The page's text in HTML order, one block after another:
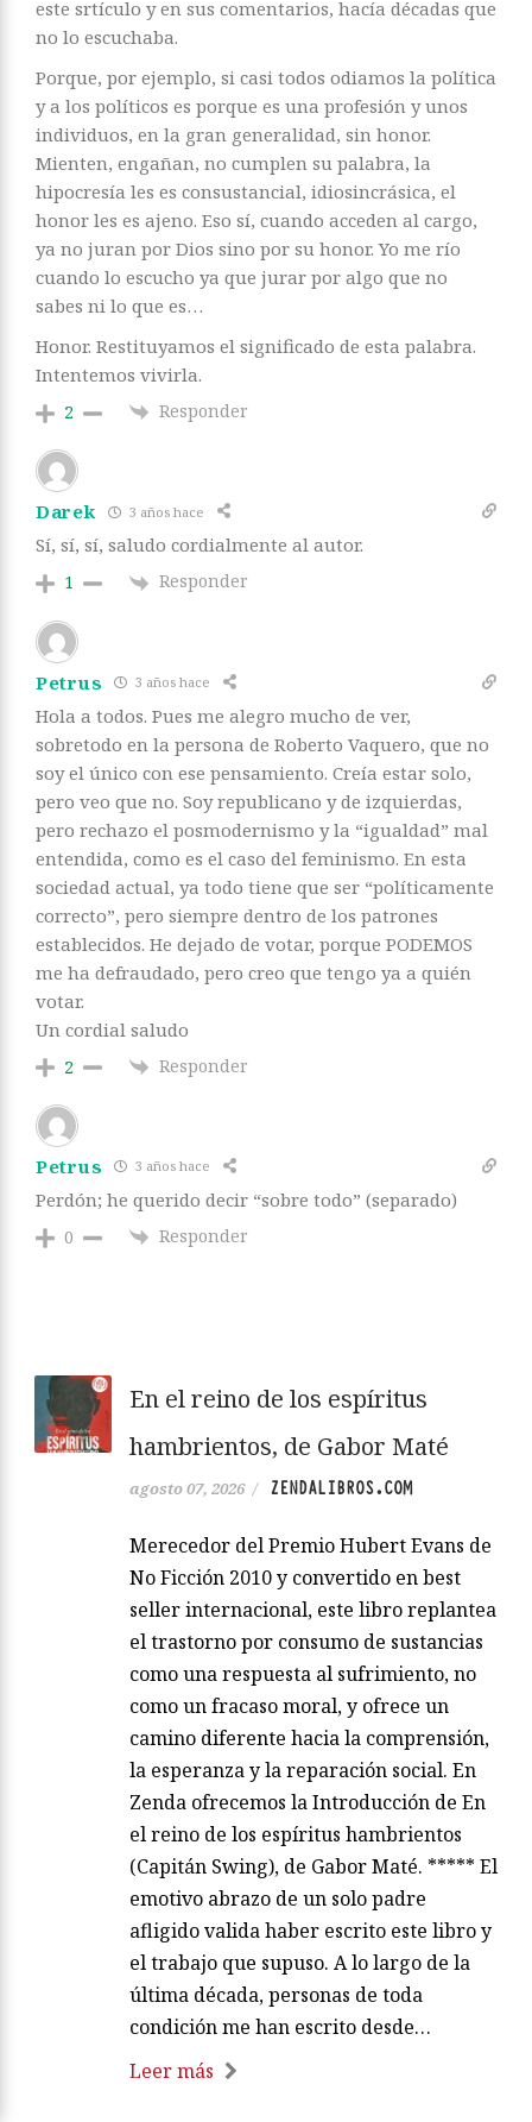
este srtículo y en sus comentarios, hacía décadas que
no lo escuchaba.
Porque, por ejemplo, si casi todos odiamos la política
y a los políticos es porque es una profesión y unos
individuos, en la gran generalidad, sin honor.
Mienten, engañan, no cumplen su palabra, la
hipocresía les es consustancial, idiosincrásica, el
honor les es ajeno. Eso sí, cuando acceden al cargo,
ya no juran por Dios sino por su honor. Yo me río
cuando lo escucho ya que jurar por algo que no
sabes ni lo que es…
Honor. Restituyamos el significado de esta palabra.
Intentemos vivirla.
2 Responder
Darek 3 años hace
Sí, sí, sí, saludo cordialmente al autor.
1 Responder
Petrus 3 años hace
Hola a todos. Pues me alegro mucho de ver,
sobretodo en la persona de Roberto Vaquero, que no
soy el único con ese pensamiento. Creía estar solo,
pero veo que no. Soy republicano y de izquierdas,
pero rechazo el posmodernismo y la “igualdad” mal
entendida, como es el caso del feminismo. En esta
sociedad actual, ya todo tiene que ser “políticamente
correcto”, pero siempre dentro de los patrones
establecidos. He dejado de votar, porque PODEMOS
me ha defraudado, pero creo que tengo ya a quién
votar.
Un cordial saludo
2 Responder
Petrus 3 años hace
Perdón; he querido decir “sobre todo” (separado)
0 Responder
En el reino de los espíritus
hambrientos, de Gabor Maté
agosto 07, 2026 / ZENDALIBROS.COM
Merecedor del Premio Hubert Evans de
No Ficción 2010 y convertido en best
seller internacional, este libro replantea
el trastorno por consumo de sustancias
como una respuesta al sufrimiento, no
como un fracaso moral, y ofrece un
camino diferente hacia la comprensión,
la esperanza y la reparación social. En
Zenda ofrecemos la Introducción de En
el reino de los espíritus hambrientos
(Capitán Swing), de Gabor Maté. ***** El
emotivo abrazo de un solo padre
afligido valida haber escrito este libro y
el trabajo que supuso. A lo largo de la
última década, personas de toda
condición me han escrito desde…
Leer más